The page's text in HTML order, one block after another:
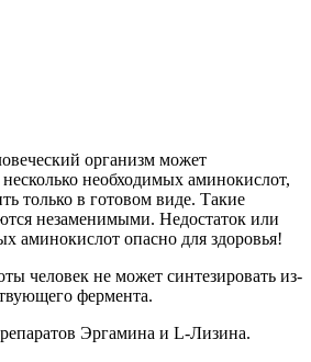
организм может
несколько необходимых аминокислот,
только в готовом виде. Такие
незаменимыми. Недостаток или
аминокислот опасно для здоровья!
человек не может синтезировать из-
фермента.
Эргамина и L-Лизина.